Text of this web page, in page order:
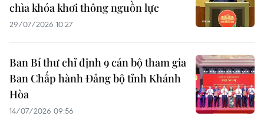
chìa khóa khơi thông nguồn lực
29/07/2026 10:27
Ban Bí thư chỉ định 9 cán bộ tham gia
Ban Chấp hành Đảng bộ tỉnh Khánh
Hòa
14/07/2026 09:56